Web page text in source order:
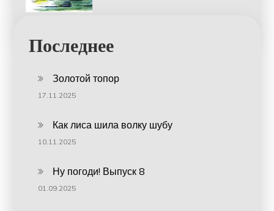
Последнее
Золотой топор
17.11.2025
Как лиса шила волку шубу
10.11.2025
Ну погоди! Выпуск 8
01.09.2025